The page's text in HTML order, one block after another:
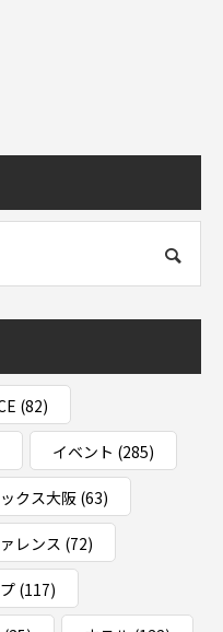
(82)
イベント (285)
クス大阪 (63)
レンス (72)
(117)